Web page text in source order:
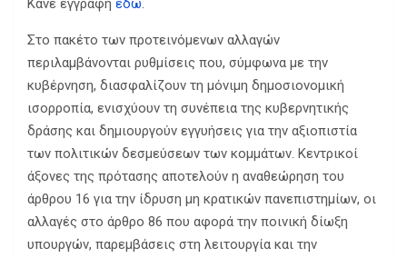
Κάνε εγγραφή εδώ.
Στο πακέτο των προτεινόμενων αλλαγών
περιλαμβάνονται ρυθμίσεις που, σύμφωνα με την
κυβέρνηση, διασφαλίζουν τη μόνιμη δημοσιονομική
ισορροπία, ενισχύουν τη συνέπεια της κυβερνητικής
δράσης και δημιουργούν εγγυήσεις για την αξιοπιστία
των πολιτικών δεσμεύσεων των κομμάτων. Κεντρικοί
άξονες της πρότασης αποτελούν η αναθεώρηση του
άρθρου 16 για την ίδρυση μη κρατικών πανεπιστημίων, οι
αλλαγές στο άρθρο 86 που αφορά την ποινική δίωξη
υπουργών, παρεμβάσεις στη λειτουργία και την